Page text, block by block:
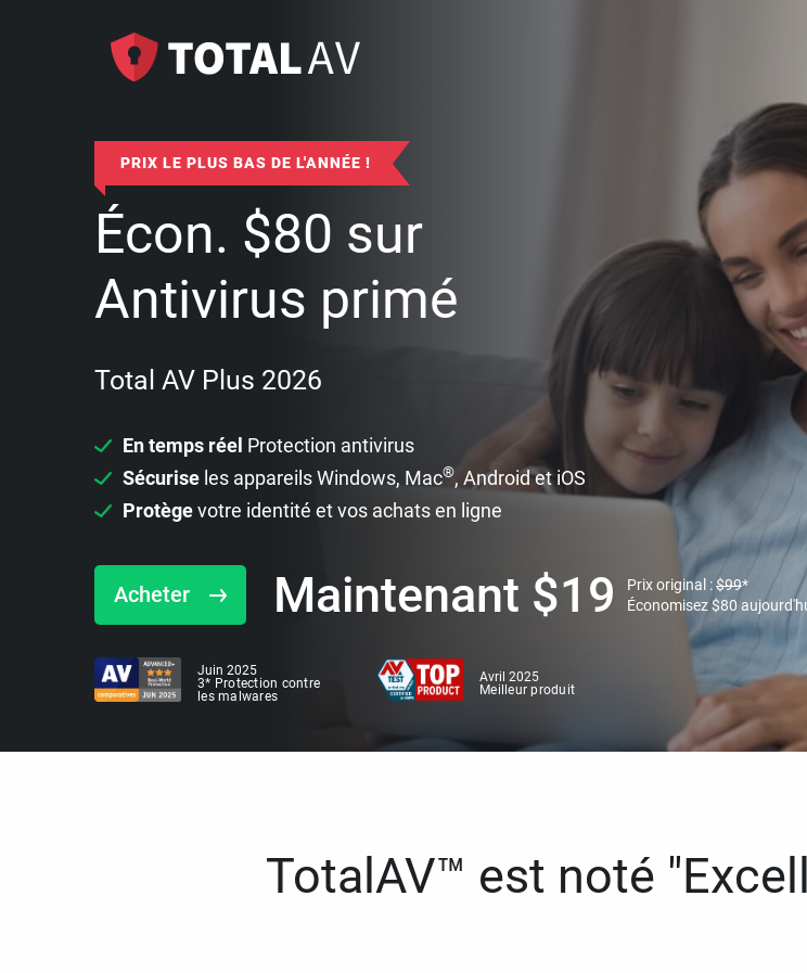
PRIX LE PLUS BAS DE L'ANNÉE !
Écon. $80 sur
Antivirus primé
Total AV Plus 2026
En temps réel Protection antivirus
Sécurise les appareils Windows, Mac®, Android et iOS
Protègevotre identité et vos achats en ligne
Acheter Maintenant $19 Prix original :$99*
Économisez$80
Juin 2025
3* Protection contre
les malwares
Avril 2025
Meilleur produit
TotalAV™ est noté